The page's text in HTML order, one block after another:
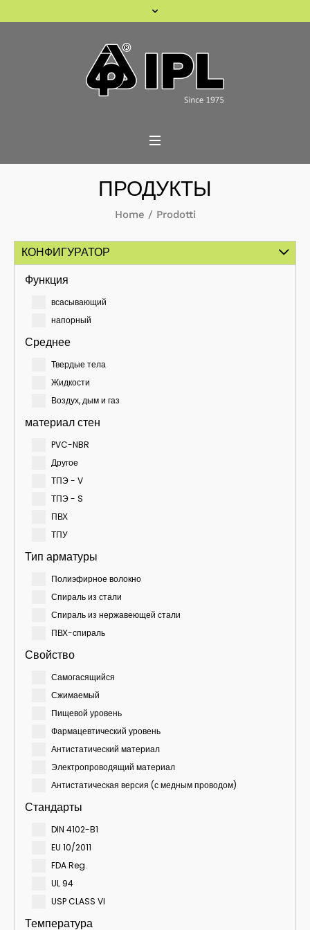
ПРОДУКТЫ
Home / Prodotti
КОНФИГУРАТОР
Функция
всасывающий
напорный
Среднее
Твердые тела
Жидкости
Воздух, дым и газ
материал стен
PVC-NBR
Другое
ТПЭ - V
ТПЭ - S
ПВХ
ТПУ
Тип арматуры
Полиэфирное волокно
Спираль из стали
Спираль из нержавеющей стали
ПВХ-спираль
Свойство
Самогасящийся
Сжимаемый
Пищевой уровень
Фармацевтический уровень
Антистатический материал
Электропроводящий материал
Антистатическая версия (с медным проводом)
Стандарты
DIN 4102-B1
EU 10/2011
FDA Reg.
UL 94
USP CLASS VI
Температура